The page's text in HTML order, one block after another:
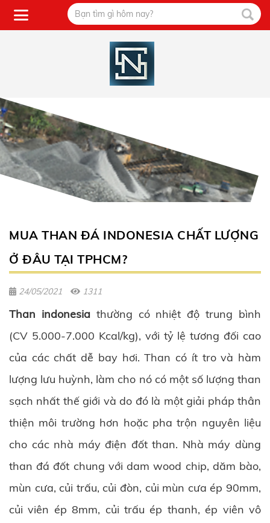
MUA THAN ĐÁ INDONESIA CHẤT LƯỢNG
Ở ĐÂU TẠI TPHCM?
24/05/2021 1311
Than indonesiathường có nhiệt độ trung bình
(CV 5.000-7.000 Kcal/kg), với tỷ lệ tương đối cao
của các chất dễ bay hơi. Than có ít tro và hàm
lượng lưu huỳnh, làm cho nó có một số lượng than
sạch nhất thế giới và do đó là một giải pháp thân
thiện môi trường hơn hoặc pha trộn nguyên liệu
cho các nhà máy điện đốt than. Nhà máy dùng
than đá đốt chung với dam wood chip, dăm bào,
mùn cưa, củi trấu, củi đòn, củi mùn cưa ép 90mm,
củi viên ép 8mm, củi trấu ép thanh, ép viên vô